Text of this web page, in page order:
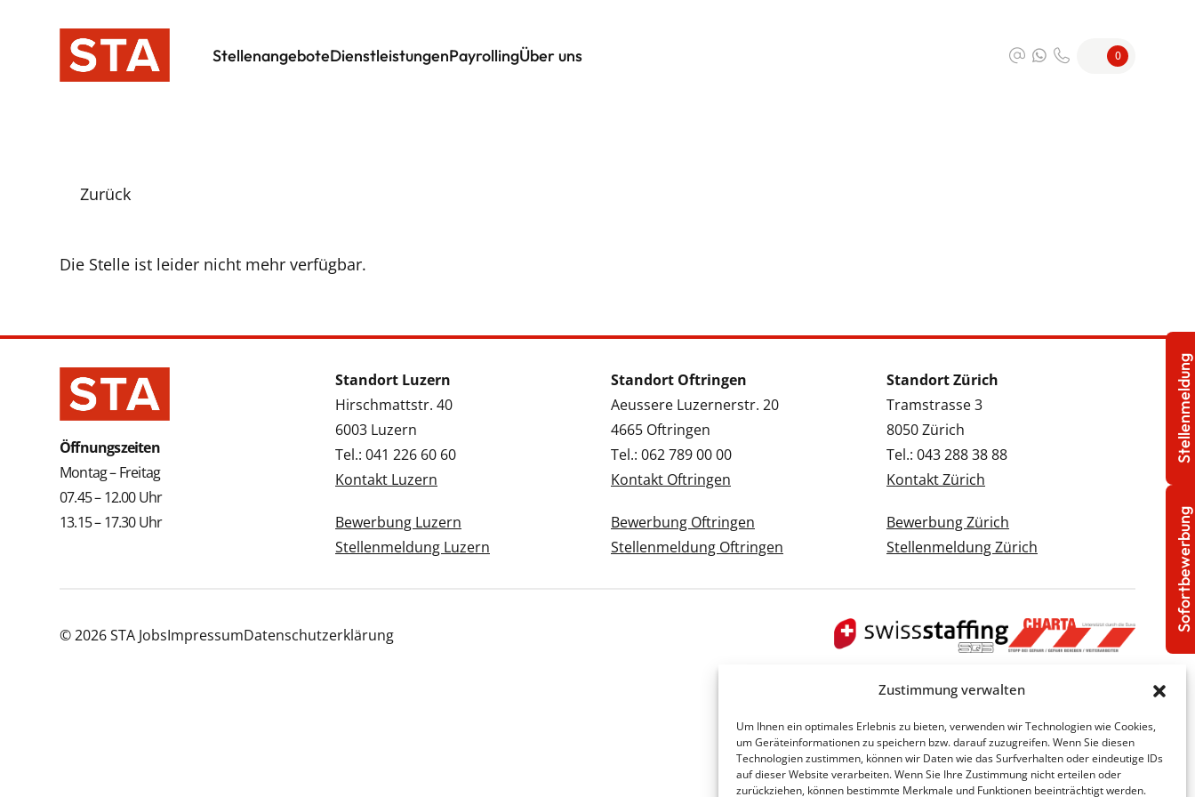
Zustimmung verwalten
Um Ihnen ein optimales Erlebnis zu bieten, verwenden wir Technologien wie Cookies,
um Geräteinformationen zu speichern bzw. darauf zuzugreifen. Wenn Sie diesen
Technologien zustimmen, können wir Daten wie das Surfverhalten oder eindeutige IDs
auf dieser Website verarbeiten. Wenn Sie Ihre Zustimmung nicht erteilen oder
zurückziehen, können bestimmte Merkmale und Funktionen beeinträchtigt werden.
StellenangeboteDienstleistungenPayrollingÜber uns 0
Zurück
Die Stelle ist leider nicht mehr verfügbar.
Öffnungszeiten
Montag – Freitag
07.45 – 12.00 Uhr
13.15 – 17.30 Uhr
Standort Luzern
Hirschmattstr. 40
6003 Luzern
Tel.: 041 226 60 60
Kontakt Luzern
Bewerbung Luzern
Stellenmeldung Luzern
Standort Oftringen
Aeussere Luzernerstr. 20
4665 Oftringen
Tel.: 062 789 00 00
Kontakt Oftringen
Bewerbung Oftringen
Stellenmeldung Oftringen
Standort Zürich
Tramstrasse 3
8050 Zürich
Tel.: 043 288 38 88
Kontakt Zürich
Bewerbung Zürich
Stellenmeldung Zürich
© 2026 STA JobsImpressumDatenschutzerklärung
Sofortbewerbung
Stellenmeldung